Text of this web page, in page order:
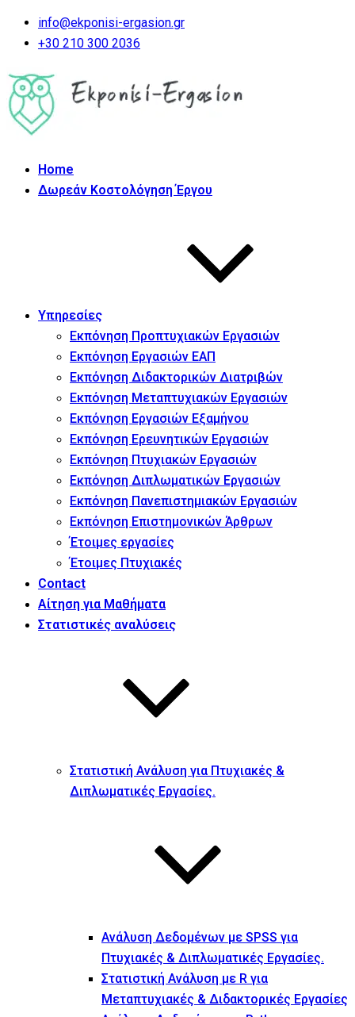
info@ekponisi-ergasion.gr
+30 210 300 2036
Home
Δωρεάν Κοστολόγηση Έργου
Υπηρεσίες
Εκπόνηση Προπτυχιακών Εργασιών
Εκπόνηση Εργασιών ΕΑΠ
Εκπόνηση Διδακτορικών Διατριβών
Εκπόνηση Μεταπτυχιακών Εργασιών
Εκπόνηση Εργασιών Εξαμήνου
Εκπόνηση Ερευνητικών Εργασιών
Εκπόνηση Πτυχιακών Εργασιών
Εκπόνηση Διπλωματικών Εργασιών
Εκπόνηση Πανεπιστημιακών Εργασιών
Εκπόνηση Επιστημονικών Άρθρων
Έτοιμες εργασίες
Έτοιμες Πτυχιακές
Contact
Αίτηση για Μαθήματα
Στατιστικές αναλύσεις
Στατιστική Ανάλυση για Πτυχιακές &
Διπλωματικές Εργασίες.
Ανάλυση Δεδομένων με SPSS για
Πτυχιακές & Διπλωματικές Εργασίες.
Στατιστική Ανάλυση με R για
Μεταπτυχιακές & Διδακτορικές Εργασίες